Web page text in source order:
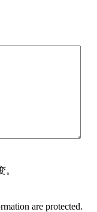
are protected.